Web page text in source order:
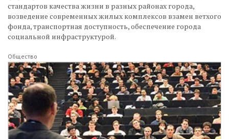
стандартов качества жизни в разных районах города,
возведение современных жилых комплексов взамен ветхого
фонда, транспортная доступность, обеспечение города
социальной инфраструктурой.
Общество